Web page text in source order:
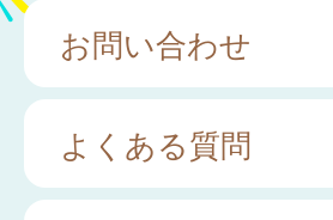
お問い合わせ
よくある質問